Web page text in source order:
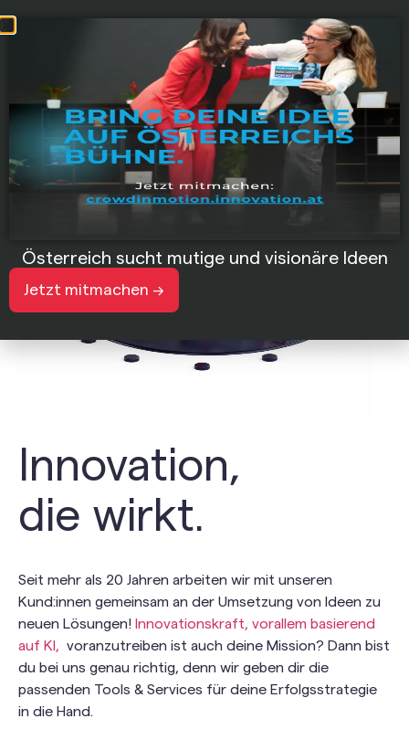
Innovation,
die wirkt.
Seit mehr als 20 Jahren arbeiten wir mit unseren
Kund:innen gemeinsam an der Umsetzung von Ideen zu
neuen Lösungen! Innovationskraft, vorallem basierend
auf KI, voranzutreiben ist auch deine Mission? Dann bist
du bei uns genau richtig, denn wir geben dir die
passenden Tools & Services für deine Erfolgsstrategie
in die Hand.
Österreich sucht mutige und visionäre Ideen
Jetzt mitmachen ->